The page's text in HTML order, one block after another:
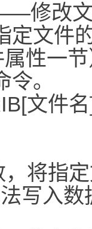
修改
定文件
性一
。
文
，将指
写入